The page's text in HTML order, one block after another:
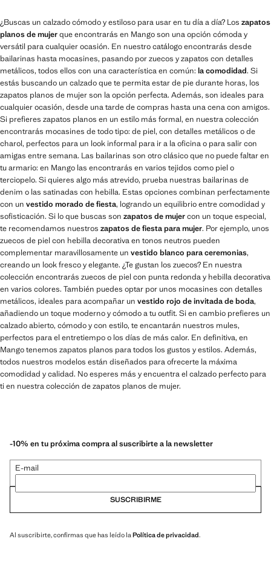
¿Buscas un calzado cómodo y estiloso para usar en tu día a día? Los zapatos
planos de mujerque encontrarás en Mango son una opción cómoda y
versátil para cualquier ocasión. En nuestro catálogo encontrarás desde
bailarinas hasta mocasines, pasando por zuecos y zapatos con detalles
metálicos, todos ellos con una característica en común: la comodidad. Si
estás buscando un calzado que te permita estar de pie durante horas, los
zapatos planos de mujer son la opción perfecta. Además, son ideales para
cualquier ocasión, desde una tarde de compras hasta una cena con amigos.
Si prefieres zapatos planos en un estilo más formal, en nuestra colección
encontrarás mocasines de todo tipo: de piel, con detalles metálicos o de
charol, perfectos para un look informal para ir a la oficina o para salir con
amigas entre semana. Las bailarinas son otro clásico que no puede faltar en
tu armario: en Mango las encontrarás en varios tejidos como piel o
terciopelo. Si quieres algo más atrevido, prueba nuestras bailarinas de
denim o las satinadas con hebilla. Estas opciones combinan perfectamente
con un vestido morado de fiesta, logrando un equilibrio entre comodidad y
sofisticación. Si lo que buscas son zapatos de mujercon un toque especial,
te recomendamos nuestros zapatos de fiesta para mujer. Por ejemplo, unos
zuecos de piel con hebilla decorativa en tonos neutros pueden
complementar maravillosamente un vestido blanco para ceremonias,
creando un look fresco y elegante. ¿Te gustan los zuecos? En nuestra
colección encontrarás zuecos de piel con punta redonda y hebilla decorativa
en varios colores. También puedes optar por unos mocasines con detalles
metálicos, ideales para acompañar un vestido rojo de invitada de boda,
añadiendo un toque moderno y cómodo a tu outfit. Si en cambio prefieres un
calzado abierto, cómodo y con estilo, te encantarán nuestros mules,
perfectos para el entretiempo o los días de más calor. En definitiva, en
Mango tenemos zapatos planos para todos los gustos y estilos. Además,
todos nuestros modelos están diseñados para ofrecerte la máxima
comodidad y calidad. No esperes más y encuentra el calzado perfecto para
ti en nuestra colección de zapatos planos de mujer.
-10% en tu próxima compra al suscribirte a la newsletter
E-mail
SUSCRIBIRME
Al suscribirte, confirmas que has leído la Política de privacidad.